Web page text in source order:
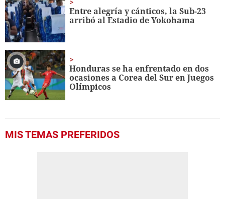
Entre alegría y cánticos, la Sub-23
arribó al Estadio de Yokohama
Honduras se ha enfrentado en dos
ocasiones a Corea del Sur en Juegos
Olímpicos
MIS TEMAS PREFERIDOS